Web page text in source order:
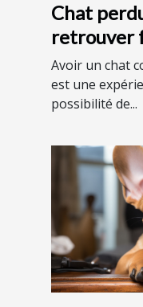
Chat
retrouver
animal en
Avoir un chat
est une
possibilité de...